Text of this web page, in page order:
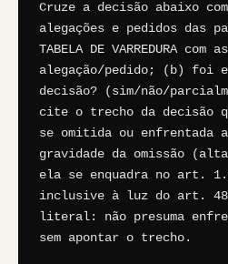
Cruze a decisão abaixo
alegações e pedidos das
TABELA DE VARREDURA
alegação/pedido; (b) foi
decisão? (sim/não/
cite o trecho da decisão
se omitida ou enfrentada
gravidade da omissão
ela se enquadra no art.
inclusive à luz do art.
literal: não presuma
sem apontar o trecho.